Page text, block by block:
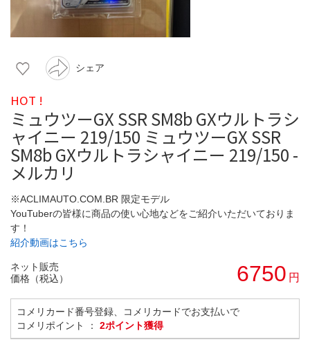
シェア
HOT !
ミュウツーGX SSR SM8b GXウルトラシ
ャイニー 219/150 ミュウツーGX SSR
SM8b GXウルトラシャイニー 219/150 -
メルカリ
※ACLIMAUTO.COM.BR 限定モデル
YouTuberの皆様に商品の使い心地などをご紹介いただいておりま
す！
紹介動画はこちら
ネット販売
価格（税込）
6750 円
コメリカード番号登録、コメリカードでお支払いで
コメリポイント ： 2ポイント獲得